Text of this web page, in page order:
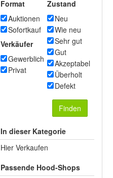
Format
Auktionen
Sofortkauf
Verkäufer
Gewerblich
Privat
Zustand
Neu
Wie neu
Sehr gut
Gut
Akzeptabel
Überholt
Defekt
Finden
In dieser Kategorie
Hier Verkaufen
Passende Hood-Shops